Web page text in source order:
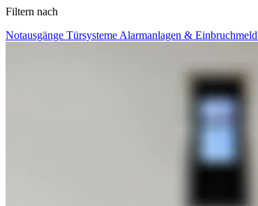
Filtern nach
Notausgänge TürsystemeAlarmanlagen &